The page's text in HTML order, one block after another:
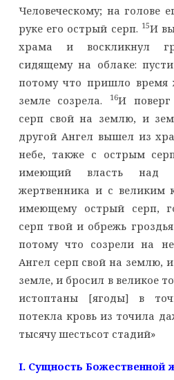
Человеческому; на голове
руке его острый серп. 15И
храма и воскликнул
сидящему на облаке:
потому что пришло время
земле созрела.
16И
серп свой на землю, и
другой Ангел вышел из
небе, также с острым
имеющий власть над
жертвенника и с великим
имеющему острый серп,
серп твой и обрежь
потому что созрели на
Ангел серп свой на землю,
земле, и бросил в великое
истоптаны [ягоды] в
потекла кровь из точила
тысячу шестьсот стадий»
I. Сущность Божественной